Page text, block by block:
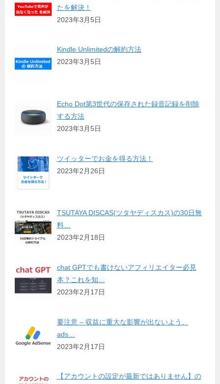
たを解決！
2023年3月5日
Kindle Unlimitedの解約方法
2023年3月5日
Echo Dot第3世代の保存された録音記録を削除
する方法
2023年3月5日
ツイッターでお金を得る方法！
2023年2月26日
TSUTAYA DISCAS(ツタヤディスカス)の30日無
料…
2023年2月18日
chat GPTでも書けないアフィリエイター必見
本？これを知…
2023年2月17日
要注意 – 収益に重大な影響が出ないよう、
ads…
2023年2月17日
【アカウントの設定が最新ではありません】の